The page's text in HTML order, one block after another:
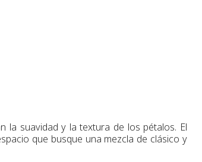
la suavidad y la textura de los pétalos. El
que busque una mezcla de clásico y